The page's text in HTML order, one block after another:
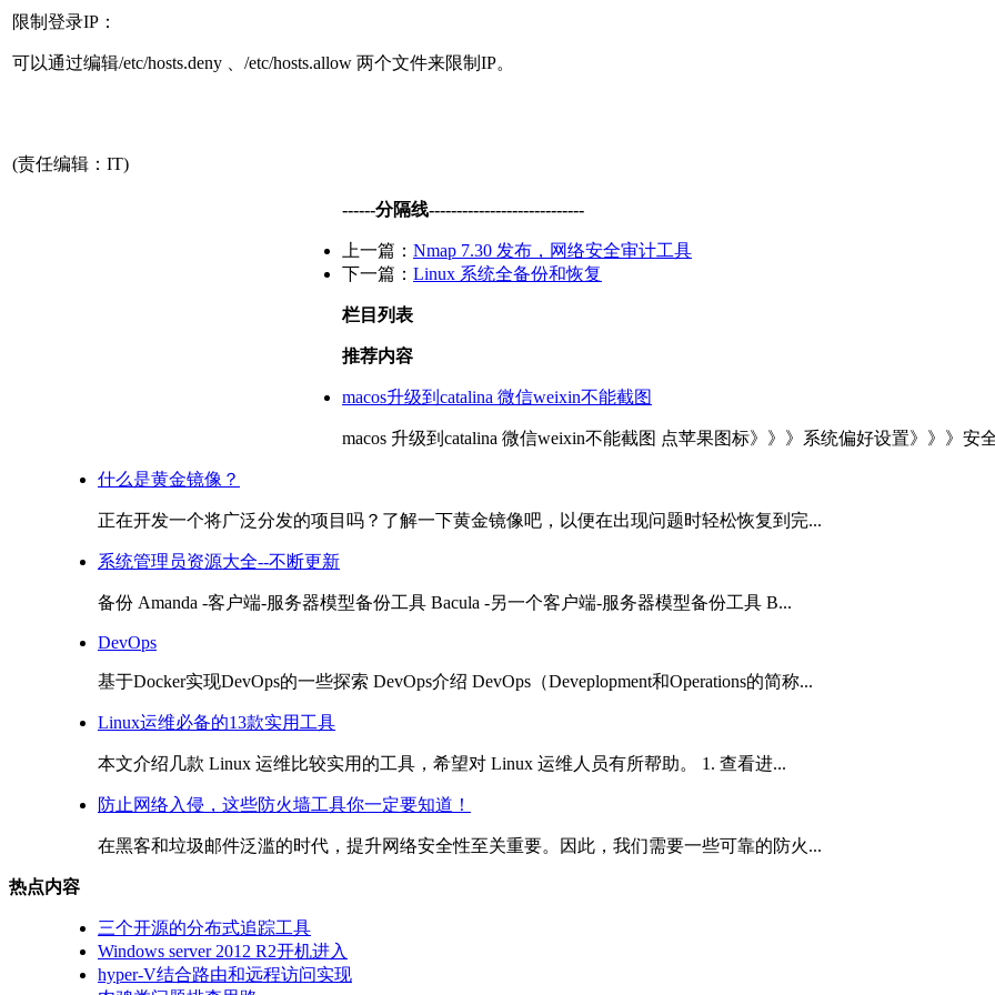
限制登录IP：
可以通过编辑/etc/hosts.deny 、/etc/hosts.allow 两个文件来限制IP。
(责任编辑：IT)
------分隔线----------------------------
上一篇： Nmap 7.30 发布，网络安全审计工具
下一篇： Linux 系统全备份和恢复
栏目列表
推荐内容
macos升级到catalina 微信weixin不能截图
macos 升级到catalina 微信weixin不能截图 点苹果图标》》》系统偏好设置》》》安
什么是黄金镜像？
正在开发一个将广泛分发的项目吗？了解一下黄金镜像吧，以便在出现问题时轻松恢复到完...
系统管理员资源大全--不断更新
备份 Amanda -客户端-服务器模型备份工具 Bacula -另一个客户端-服务器模型备份工具 B...
DevOps
基于Docker实现DevOps的一些探索 DevOps介绍 DevOps（Deveplopment和Operations的简称...
Linux运维必备的13款实用工具
本文介绍几款 Linux 运维比较实用的工具，希望对 Linux 运维人员有所帮助。 1. 查看进...
防止网络入侵，这些防火墙工具你一定要知道！
在黑客和垃圾邮件泛滥的时代，提升网络安全性至关重要。因此，我们需要一些可靠的防火...
热点内容
三个开源的分布式追踪工具
Windows server 2012 R2开机进入
hyper-V结合路由和远程访问实现